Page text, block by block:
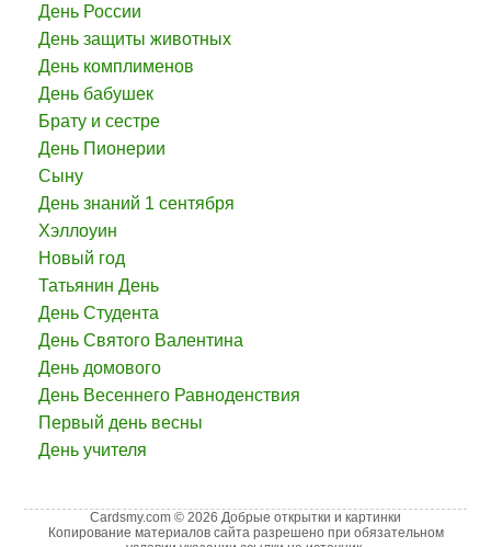
День России
День защиты животных
День комплименов
День бабушек
Брату и сестре
День Пионерии
Сыну
День знаний 1 сентября
Хэллоуин
Новый год
Татьянин День
День Студента
День Святого Валентина
День домового
День Весеннего Равноденствия
Первый день весны
День учителя
Cardsmy.com © 2026 Добрые открытки и картинки
Копирование материалов сайта разрешено при обязательном